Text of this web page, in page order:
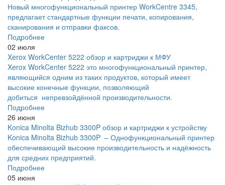
Новый многофункциональный принтер WorkCentre 3345,
предлагает стандартные функции печати, копирования,
сканирования и отправки факсов.
Подробнее
02 июля
Xerox WorkCenter 5222 обзор и картриджи к МФУ
Xerox WorkCenter 5222 это многофункциональный принтер,
являющийся одним из таких продуктов, который имеет
высокие конечные функции, позволяющий
добиться непревзойдённой производительности.
Подробнее
26 июня
Konica Minolta Bizhub 3300P обзор и картриджи к устройству
Konica Minolta Bizhub 3300P – Однофункциональный принтер
обеспечивающий высокие производительность и надёжность
для средних предприятий.
Подробнее
05 июня